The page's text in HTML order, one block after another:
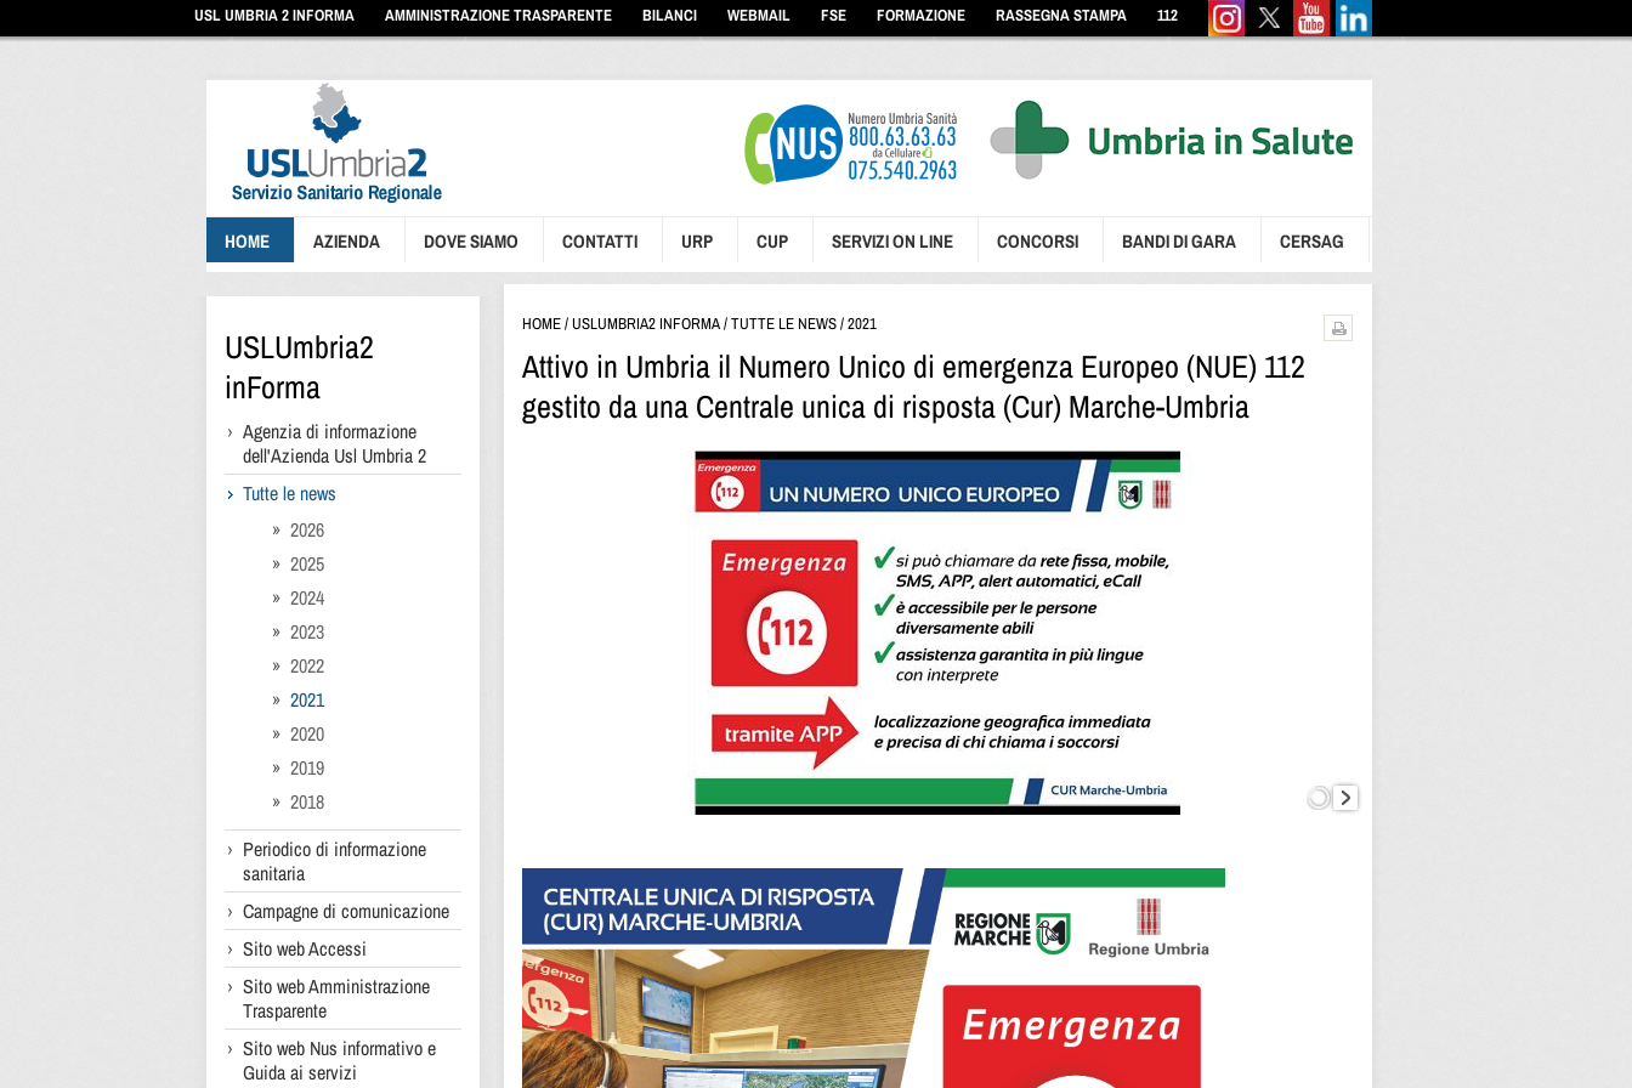
ai
USL UMBRIA 2 INFORMA AMMINISTRAZIONE TRASPARENTE BILANCI WEBMAIL FSE FORMAZIONE RASSEGNA STAMPA 112
HOME AZIENDA DOVE SIAMO CONTATTI URP CUP SERVIZI ON LINE CONCORSI BANDI DI GARA CERSAG
USLUmbria2
inForma
Agenzia di informazione
dell'Azienda Usl Umbria 2
Tutte le news
2026
2025
2024
2023
2022
2021
2020
2019
2018
Periodico di informazione
sanitaria
Campagne di comunicazione
Sito web Accessi
Sito web Amministrazione
Trasparente
Sito web Nus informativo e
Guida ai servizi
HOME/USLUMBRIA2 INFORMA/TUTTE LE NEWS/2021
Attivo in Umbria il Numero Unico di emergenza Europeo (NUE) 112
gestito da una Centrale unica di risposta (Cur) Marche-Umbria